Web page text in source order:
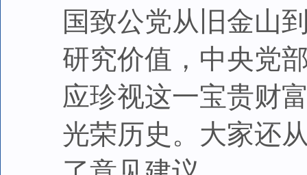
国致公党从旧金山
研究价值，中央党
应珍视这一宝贵财
光荣历史。大家还